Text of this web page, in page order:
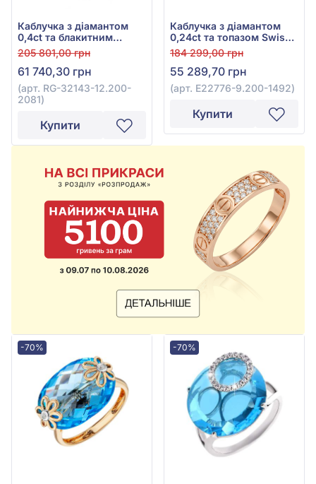
Каблучка з діамантом
0,4ct та блакитним
топазом 6,3ct із
червоного золота 585°,
арт. RG-32143-12.200-
2081
205 801,00 грн
61 740,30 грн
(арт. RG-32143-12.200-
2081)
Купити
Каблучка з діамантом
0,24ct та топазом Swiss
Blue 4,84ct із червоного
золота 585°, арт. E22776-
9.200-1492
184 299,00 грн
55 289,70 грн
(арт. E22776-9.200-1492)
Купити
-70% -70%